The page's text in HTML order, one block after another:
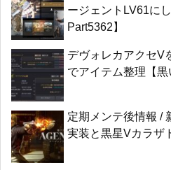
ージェントLV61に
Part5362】
デヴォレカアクセV
でアイテム整理【黒
定期メンテ後情報 /
実装と黒星Vカラザ